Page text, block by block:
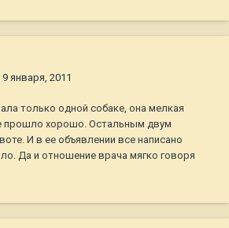
9 января, 2011
только одной собаке, она мелкая
прошло хорошо. Остальным двум
И в ее объявлении все написано
Да и отношение врача мягко говоря